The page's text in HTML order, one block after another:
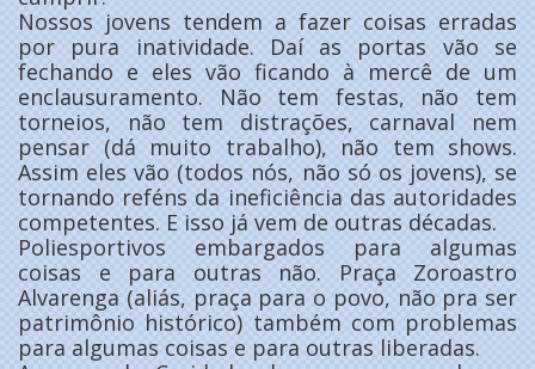
Nossos jovens tendem a fazer coisas erradas
por pura inatividade. Daí as portas vão se
fechando e eles vão ficando à mercê de um
enclausuramento. Não tem festas, não tem
torneios, não tem distrações, carnaval nem
pensar (dá muito trabalho), não tem shows.
Assim eles vão (todos nós, não só os jovens), se
tornando reféns da ineficiência das autoridades
competentes. E isso já vem de outras décadas.
Poliesportivos embargados para algumas
coisas e para outras não. Praça Zoroastro
Alvarenga (aliás, praça para o povo, não pra ser
patrimônio histórico) também com problemas
para algumas coisas e para outras liberadas.